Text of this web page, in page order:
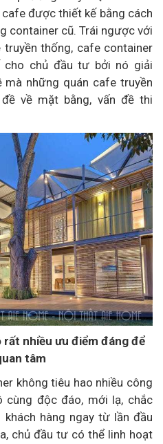
được thiết kế bằng cách
container cũ. Trái ngược với
thống, cafe container
chủ đầu tư bởi nó giải
những quán cafe truyền
về mặt bằng, vấn đề thi
nhiều ưu điểm đáng để
tâm
không tiêu hao nhiều công
độc đáo, mới lạ, chắc
hàng ngay từ lần đầu
chủ đầu tư có thể linh hoạt